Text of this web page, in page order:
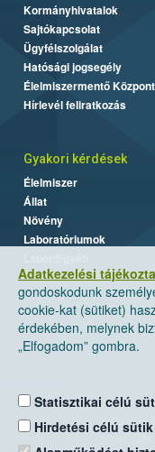
Adatkezelési
gondoskodunk
cookie-kat (sütiket)
érdekében, melynek
„Elfogadom” gombra.
Statisztikai célú
Hirdetési célú sütik
Kormányhivatalok
Sajtókapcsolat
Ügyfélszolgálat
Hatósági jogsegély
Élelmiszermentő Központ
Hírlevél feliratkozás
Gyakori kérdések
Élelmiszer
Állat
Növény
Laboratóriumok
Nemzeti